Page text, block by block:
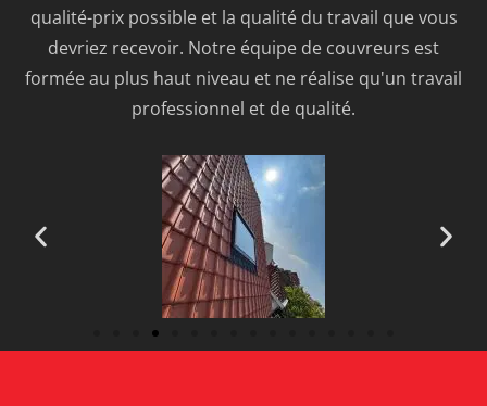
qualité-prix possible et la qualité du travail que vous
devriez recevoir. Notre équipe de couvreurs est
formée au plus haut niveau et ne réalise qu'un travail
professionnel et de qualité.